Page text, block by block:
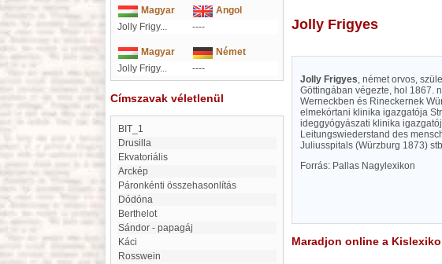
Magyar
Angol
Jolly Frigy...
----
Magyar
Német
Jolly Frigy...
----
Címszavak véletlenül
BIT_1
Drusilla
ekvatoriális
Arckép
Páronkénti összehasonlítás
Dódóna
Berthelot
Sándor - papagáj
Káci
Rosswein
Jolly Frigyes
Jolly Frigyes, német orvos,
Göttingában végezte, hol 1867.
Werneckben és Rineckernek
elmekórtani klinika igazgatója
ideggyógyászati klinika
Leitungswiederstand des
Juliusspitals (Würzburg 1873)
Forrás: Pallas Nagylexikon
Maradjon online a